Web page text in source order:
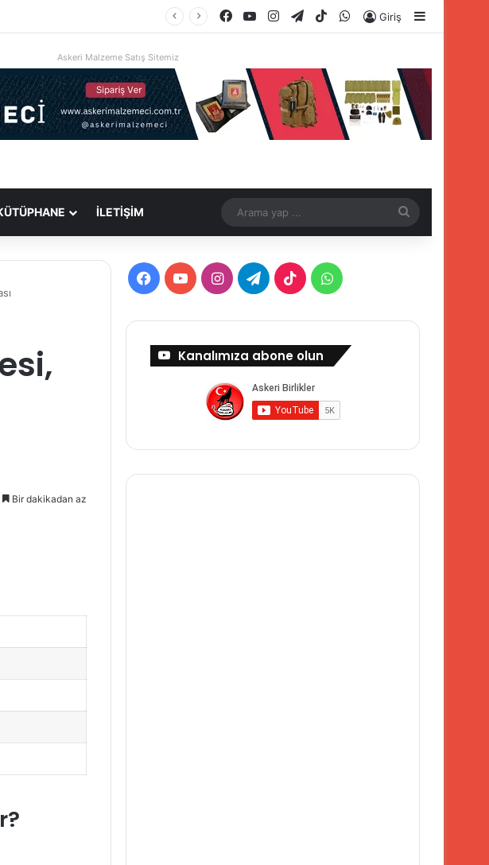
Facebook
YouTubeInstagram
TelegramTikTokWhatsApp
Giriş Kenar
Askeri Malzeme Satış Sitemiz
İLETİŞİM
yap
Bir dakikadan az
Facebook
YouTubeInstagramTelegramTikTokWhatsApp
Kanalımıza abone olun